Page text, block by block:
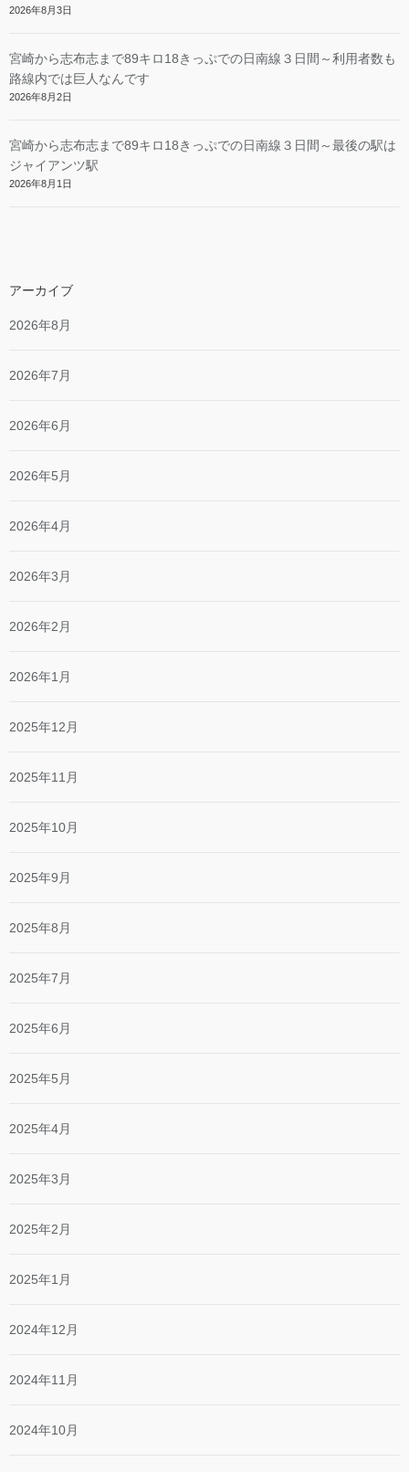
2026年8月3日
宮崎から志布志まで89キロ18きっぷでの日南線３日間～利用者数も
路線内では巨人なんです
2026年8月2日
宮崎から志布志まで89キロ18きっぷでの日南線３日間～最後の駅は
ジャイアンツ駅
2026年8月1日
アーカイブ
2026年8月
2026年7月
2026年6月
2026年5月
2026年4月
2026年3月
2026年2月
2026年1月
2025年12月
2025年11月
2025年10月
2025年9月
2025年8月
2025年7月
2025年6月
2025年5月
2025年4月
2025年3月
2025年2月
2025年1月
2024年12月
2024年11月
2024年10月